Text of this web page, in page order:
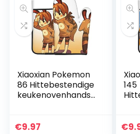
Xiaoxian Pokemon
86 Hittebestendige
keukenovenhandsc
n en
€9.97
145
€